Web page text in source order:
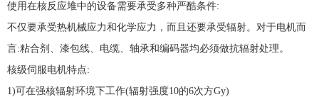
使用在核反应堆中的设备需要承受多种严酷条件:
不仅要承受热机械应力和化学应力，而且还要承受辐射。对于电机而
言:粘合剂、漆包线、电缆、轴承和编码器均必须做抗辐射处理。
核级伺服电机特点:
1)可在强核辐射环境下工作(辐射强度10的6次方Gy)